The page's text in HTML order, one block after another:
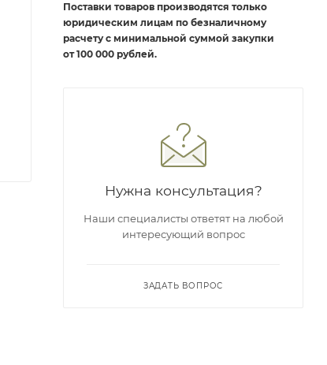
Поставки товаров производятся только
юридическим лицам по безналичному
расчету с минимальной суммой закупки
от 100 000 рублей.
Нужна консультация?
Наши специалисты ответят на любой
интересующий вопрос
ЗАДАТЬ ВОПРОС